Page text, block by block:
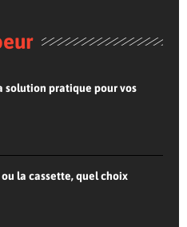
solution pratique pour vos
la cassette, quel choix